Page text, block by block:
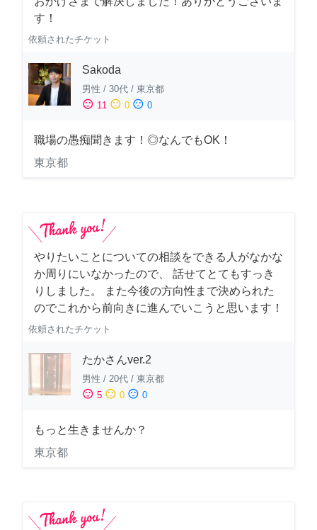
す！
依頼されたチケット
Sakoda
男性 / 30代 / 東京都
sentiment_satisfied 11 sentiment_neutral 0 sentiment_dissatisfied 0
職場の愚痴聞きます！◎なんでもOK！
東京都
やりたいことについての相談をできる人がなかな
か周りにいなかったので、 話せてとてもすっき
りしました。 また今後の方向性まで決められた
のでこれから前向きに進んでいこうと思います！
依頼されたチケット
たかさんver.2
男性 / 20代 / 東京都
sentiment_satisfied 5 sentiment_neutral 0 sentiment_dissatisfied 0
もっと生きませんか？
東京都